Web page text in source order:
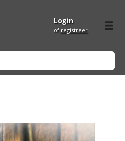
Login
of registreer